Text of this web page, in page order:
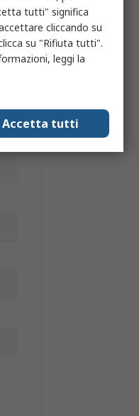
tutti" significa
cliccando su
su "Rifiuta tutti".
leggi la
Accetta tutti